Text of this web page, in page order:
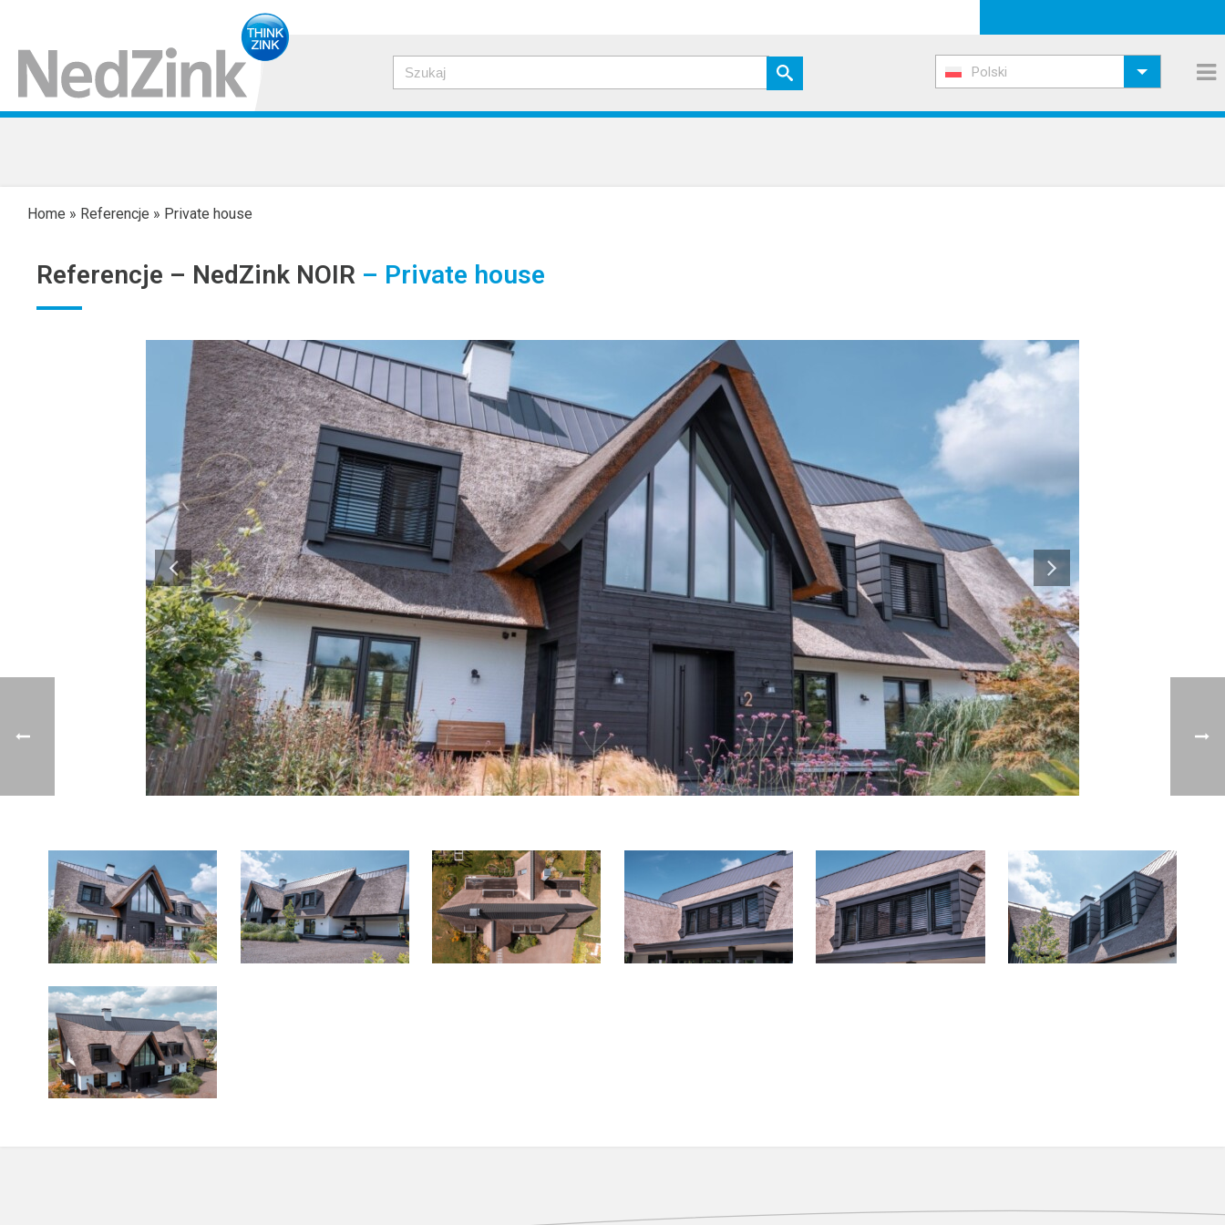
Polski
Home » Referencje » Private house
Referencje – NedZink NOIR – Private house